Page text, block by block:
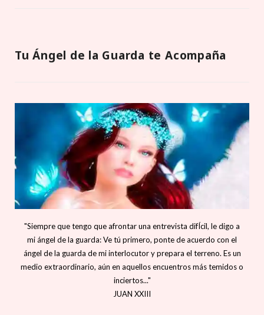
Tu Ángel de la Guarda te Acompaña
"Siempre que tengo que afrontar una entrevista difÍcil, le digo a
mi ángel de la guarda: Ve tú primero, ponte de acuerdo con el
ángel de la guarda de mi interlocutor y prepara el terreno. Es un
medio extraordinario, aún en aquellos encuentros más temidos o
inciertos..."
JUAN XXIII